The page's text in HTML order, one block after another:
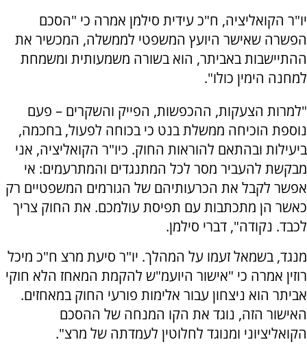
יו"ר הקואליציה, ח"כ עידית סילמן אמרה כי "הסכם
הפשרה שאישר היועץ המשפטי לממשלה, המכשיר את
ההתיישבות באביתר, הוא בשורה משמעותית ומשמחת
למחנה הימין כולו".
"למרות הצעקות, ההכפשות, הפייק והשקרים – פעם
נוספת הוכיחה ממשלת בנט כי בכוחה לפעול, בחכמה,
ביעילות ובהתאם להוראות החוק. כיו"ר הקואליציה, אני
מבקשת להעביר מסר לכל המתנגדים והמתרעמים: אי
אפשר לקבל את הכרעותיהם של הגורמים המשפטיים רק
כאשר הן מתכתבות עם תפיסת עולמכם. את החוק צריך
לכבד. נקודה", דברי סילמן.
מנגד, בשמאל זעמו על המהלך. יו"ר סיעת מרצ ח"כ מיכל
רוזין אמרה כי "אישור היועמ"ש להקמת המאחז הלא חוקי
אביתר הוא ניצחון עבור אלימות פורעי החוק במאחזים.
האישור הזה, נוגד את הקו המנחה של ההסכם
הקואליציוני ומנוגד לחלוטין לעמדתה של מרצ".